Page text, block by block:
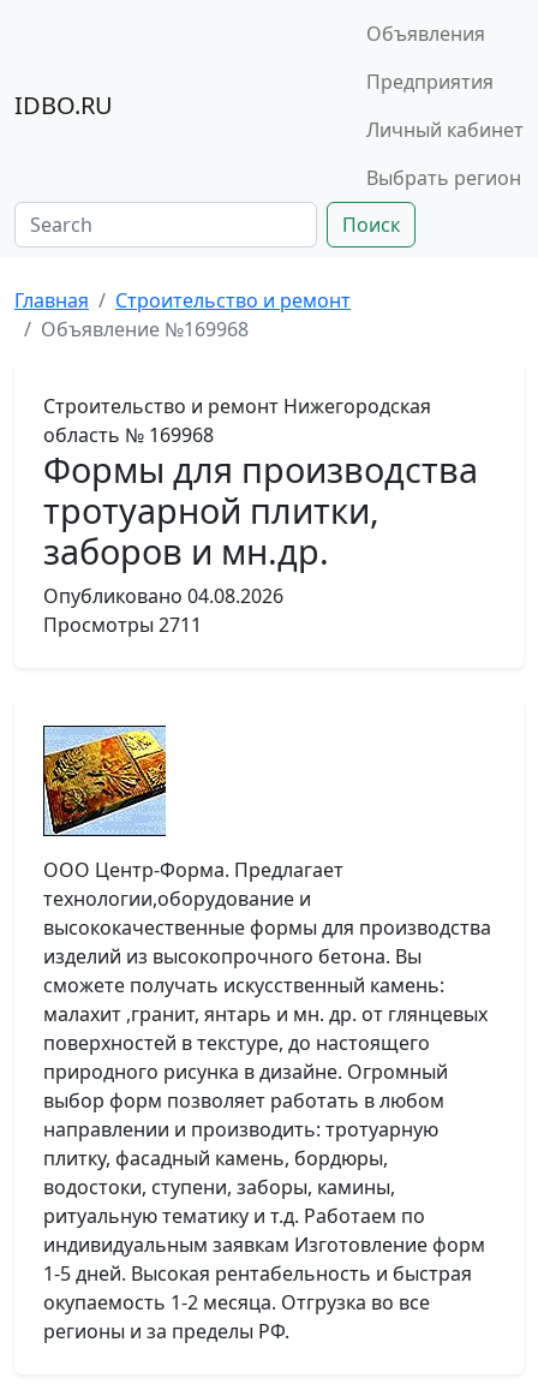
IDBO.RU
Объявления
Предприятия
Личный кабинет
Выбрать регион
Поиск
Главная
Строительство и ремонт
Объявление №169968
Строительство и ремонт Нижегородская
область № 169968
Формы для производства
тротуарной плитки,
заборов и мн.др.
Опубликовано 04.08.2026
Просмотры 2711
ООО Центр-Форма. Предлагает
технологии,оборудование и
высококачественные формы для производства
изделий из высокопрочного бетона. Вы
сможете получать искусственный камень:
малахит ,гранит, янтарь и мн. др. от глянцевых
поверхностей в текстуре, до настоящего
природного рисунка в дизайне. Огромный
выбор форм позволяет работать в любом
направлении и производить: тротуарную
плитку, фасадный камень, бордюры,
водостоки, ступени, заборы, камины,
ритуальную тематику и т.д. Работаем по
индивидуальным заявкам Изготовление форм
1-5 дней. Высокая рентабельность и быстрая
окупаемость 1-2 месяца. Отгрузка во все
регионы и за пределы РФ.